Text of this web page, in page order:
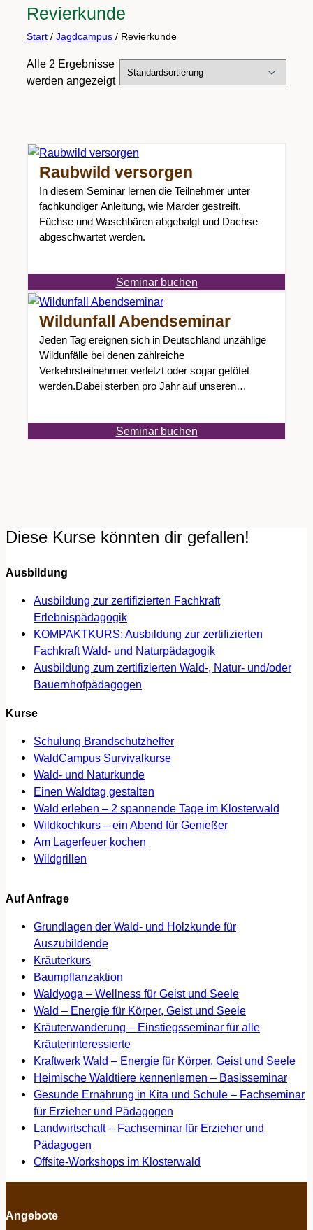
Revierkunde
Start / Jagdcampus / Revierkunde
Alle 2 Ergebnisse
werden angezeigt
Raubwild versorgen
In diesem Seminar lernen die Teilnehmer unter
fachkundiger Anleitung, wie Marder gestreift,
Füchse und Waschbären abgebalgt und Dachse
abgeschwartet werden.
Seminar buchen
Wildunfall Abendseminar
Jeden Tag ereignen sich in Deutschland unzählige
Wildunfälle bei denen zahlreiche
Verkehrsteilnehmer verletzt oder sogar getötet
werden.Dabei sterben pro Jahr auf unseren
Seminar buchen
Diese Kurse könnten dir gefallen!
Ausbildung
Ausbildung zur zertifizierten Fachkraft
Erlebnispädagogik
KOMPAKTKURS: Ausbildung zur zertifizierten
Fachkraft Wald- und Naturpädagogik
Ausbildung zum zertifizierten Wald-, Natur- und/oder
Bauernhofpädagogen
Kurse
Schulung Brandschutzhelfer
WaldCampus Survivalkurse
Wald- und Naturkunde
Einen Waldtag gestalten
Wald erleben – 2 spannende Tage im Klosterwald
Wildkochkurs – ein Abend für Genießer
Am Lagerfeuer kochen
Wildgrillen
Auf Anfrage
Grundlagen der Wald- und Holzkunde für
Auszubildende
Kräuterkurs
Baumpflanzaktion
Waldyoga – Wellness für Geist und Seele
Wald – Energie für Körper, Geist und Seele
Kräuterwanderung – Einstiegsseminar für alle
Kräuterinteressierte
Kraftwerk Wald – Energie für Körper, Geist und Seele
Heimische Waldtiere kennenlernen – Basisseminar
Gesunde Ernährung in Kita und Schule – Fachseminar
für Erzieher und Pädagogen
Landwirtschaft – Fachseminar für Erzieher und
Pädagogen
Offsite-Workshops im Klosterwald
Angebote